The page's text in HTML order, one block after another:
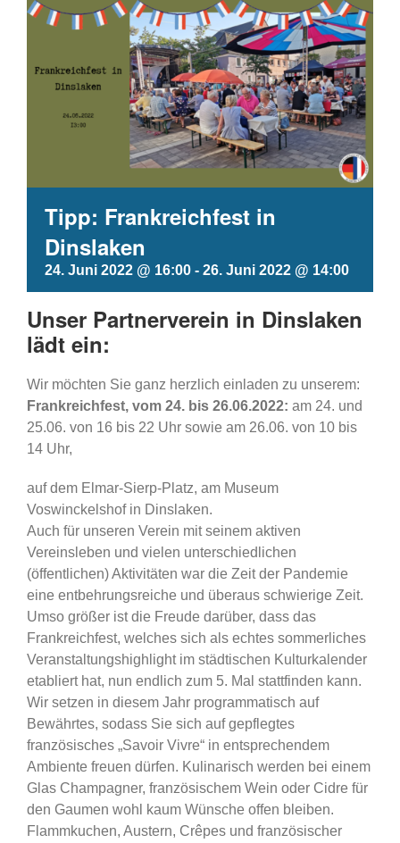
Tipp: Frankreichfest in
Dinslaken
24. Juni 2022 @ 16:00 - 26. Juni 2022 @ 14:00
Unser Partnerverein in Dinslaken
lädt ein:
Wir möchten Sie ganz herzlich einladen zu unserem:
Frankreichfest, vom 24. bis 26.06.2022: am 24. und
25.06. von 16 bis 22 Uhr sowie am 26.06. von 10 bis
14 Uhr,
auf dem Elmar-Sierp-Platz, am Museum
Voswinckelshof in Dinslaken.
Auch für unseren Verein mit seinem aktiven
Vereinsleben und vielen unterschiedlichen
(öffentlichen) Aktivitäten war die Zeit der Pandemie
eine entbehrungsreiche und überaus schwierige Zeit.
Umso größer ist die Freude darüber, dass das
Frankreichfest, welches sich als echtes sommerliches
Veranstaltungshighlight im städtischen Kulturkalender
etabliert hat, nun endlich zum 5. Mal stattfinden kann.
Wir setzen in diesem Jahr programmatisch auf
Bewährtes, sodass Sie sich auf gepflegtes
französisches „Savoir Vivre“ in entsprechendem
Ambiente freuen dürfen. Kulinarisch werden bei einem
Glas Champagner, französischem Wein oder Cidre für
den Gaumen wohl kaum Wünsche offen bleiben.
Flammkuchen, Austern, Crêpes und französischer